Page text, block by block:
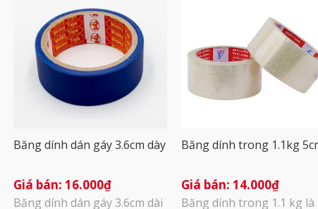
Băng dính dán gáy 3.6cm dày
16.000₫
Băng dính dán gáy 3.6cm dài
Băng dính trong 1.1kg
14.000₫
Băng dính trong 1.1 kg là